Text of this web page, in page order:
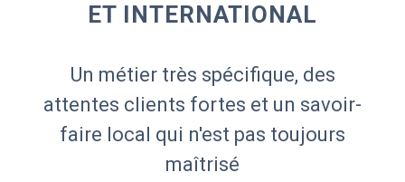
ET INTERNATIONAL
Un métier très spécifique, des
attentes clients fortes et un savoir-
faire local qui n'est pas toujours
maîtrisé